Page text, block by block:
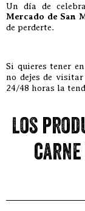
Un día de
Mercado de San
de perderte.
Si quieres tener
no dejes de
24/48 horas la
Los
carne